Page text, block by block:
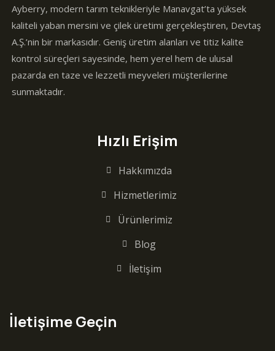
Ayberry, modern tarım teknikleriyle Manavgat’ta yüksek
kaliteli yaban mersini ve çilek üretimi gerçekleştiren, Devtaş
A.Ş.’nin bir markasıdır. Geniş üretim alanları ve titiz kalite
kontrol süreçleri sayesinde, hem yerel hem de ulusal
pazarda en taze ve lezzetli meyveleri müşterilerine
sunmaktadır.
Hızlı Erişim
Hakkımızda
Hizmetlerimiz
Ürünlerimiz
Blog
İletişim
İletişime Geçin